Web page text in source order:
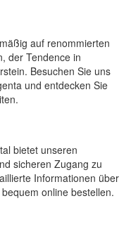
auf renommierten
der Tendence in
Besuchen Sie uns
und entdecken Sie
bietet unseren
sicheren Zugang zu
Informationen über
online bestellen.